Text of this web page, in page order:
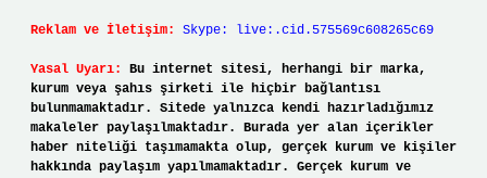
Reklam ve İletişim: Skype: live:.cid.575569c608265c69
Yasal Uyarı:
Bu internet sitesi, herhangi bir marka,
kurum veya şahıs şirketi ile hiçbir bağlantısı
bulunmamaktadır. Sitede yalnızca kendi hazırladığımız
makaleler paylaşılmaktadır. Burada yer alan içerikler
haber niteliği taşımamakta olup, gerçek kurum ve kişiler
hakkında paylaşım yapılmamaktadır. Gerçek kurum ve